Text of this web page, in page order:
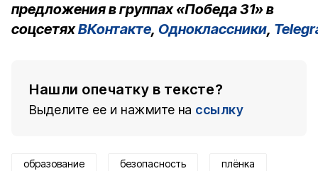
предложения в группах «Победа 31» в
соцсетяхВКонтакте, Одноклассники,
Нашли опечатку в тексте?
Выделите ее и нажмите на ссылку
образование безопасность плёнка